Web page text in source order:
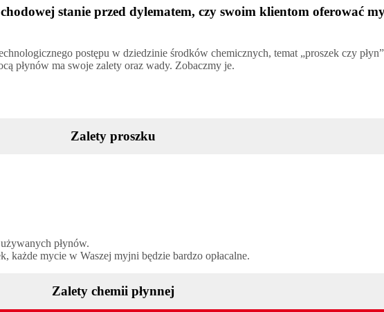
stanie przed dylematem, czy swoim klientom oferować
postępu w dziedzinie środków chemicznych, temat „proszek czy
płynów ma swoje zalety oraz wady. Zobaczmy je.
Zalety proszku
płynów.
każde mycie w Waszej myjni będzie bardzo opłacalne.
Zalety chemii płynnej